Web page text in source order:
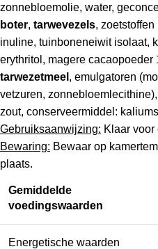
zonnebloemolie, water,
boter, tarwevezels,
inuline, tuinboneneiwit isolaat,
erythritol, magere cacaopoeder
tarwezetmeel , emulgatoren
vetzuren,
zout, conserveermiddel:
Gebruiksaanwijzing: Klaar voor
Bewaring: Bewaar op
plaats.
Gemiddelde
voedingswaarden
Energetische waarden